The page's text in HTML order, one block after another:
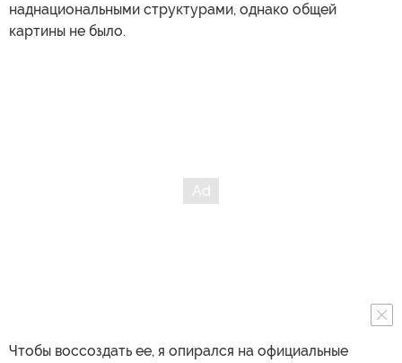
наднациональными структурами, однако общей
картины не было.
Чтобы воссоздать ее, я опирался на официальные